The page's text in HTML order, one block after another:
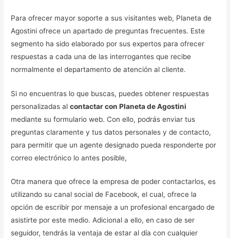
Para ofrecer mayor soporte a sus visitantes web, Planeta de
Agostini ofrece un apartado de preguntas frecuentes. Este
segmento ha sido elaborado por sus expertos para ofrecer
respuestas a cada una de las interrogantes que recibe
normalmente el departamento de atención al cliente.
Si no encuentras lo que buscas, puedes obtener respuestas
personalizadas alcontactar con Planeta de Agostini
mediante su formulario web. Con ello, podrás enviar tus
preguntas claramente y tus datos personales y de contacto,
para permitir que un agente designado pueda responderte por
correo electrónico lo antes posible,
Otra manera que ofrece la empresa de poder contactarlos, es
utilizando su canal social de Facebook, el cual, ofrece la
opción de escribir por mensaje a un profesional encargado de
asistirte por este medio. Adicional a ello, en caso de ser
seguidor, tendrás la ventaja de estar al día con cualquier